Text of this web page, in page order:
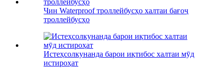
Чин Waterproof троллейбусҳо халтаи бағоҷ
троллейбусҳо
Истеҳсолкунанда барои иқтибос халтаи мӯд
истироҳат